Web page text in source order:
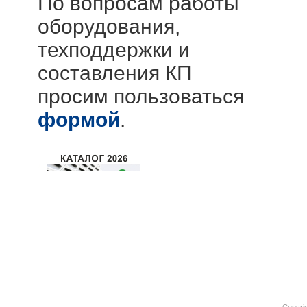
оборудования,
техподдержки и
составления КП
просим пользоваться
формой.